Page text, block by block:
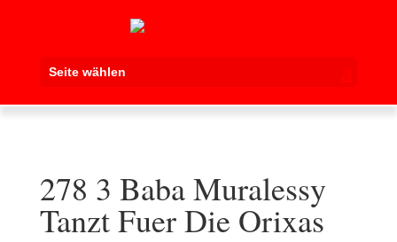
Seite wählen
278 3 Baba Muralessy
Tanzt Fuer Die Orixas